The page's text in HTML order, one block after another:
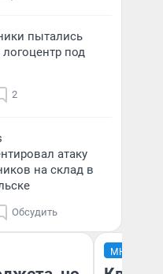
пытались
логоцентр под
2
атаку
на склад в
Обсудить
МНЕНИЕ